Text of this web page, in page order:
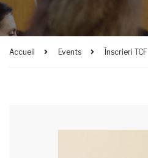
Accueil Events Înscrieri TCF